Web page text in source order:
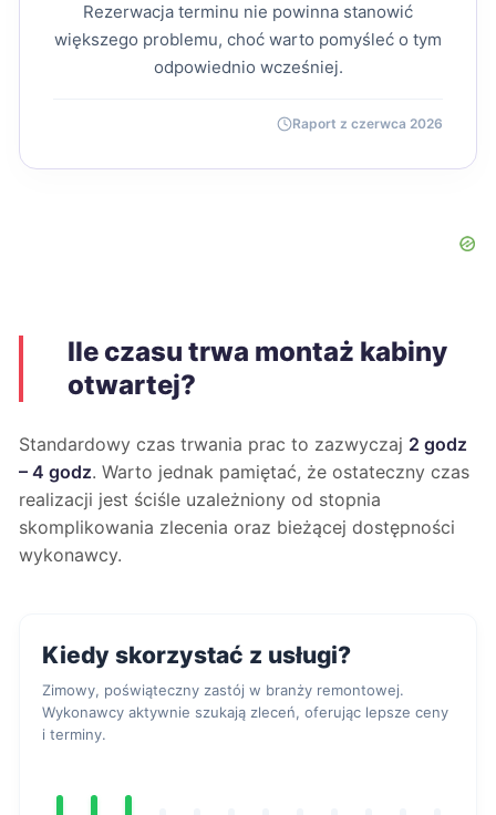
Rezerwacja terminu nie powinna stanowić
większego problemu, choć warto pomyśleć o tym
odpowiednio wcześniej.
Raport z czerwca 2026
Ile czasu trwa montaż kabiny
otwartej?
Standardowy czas trwania prac to zazwyczaj 2 godz
– 4 godz. Warto jednak pamiętać, że ostateczny czas
realizacji jest ściśle uzależniony od stopnia
skomplikowania zlecenia oraz bieżącej dostępności
wykonawcy.
Kiedy skorzystać z usługi?
Zimowy, poświąteczny zastój w branży remontowej.
Wykonawcy aktywnie szukają zleceń, oferując lepsze ceny
i terminy.